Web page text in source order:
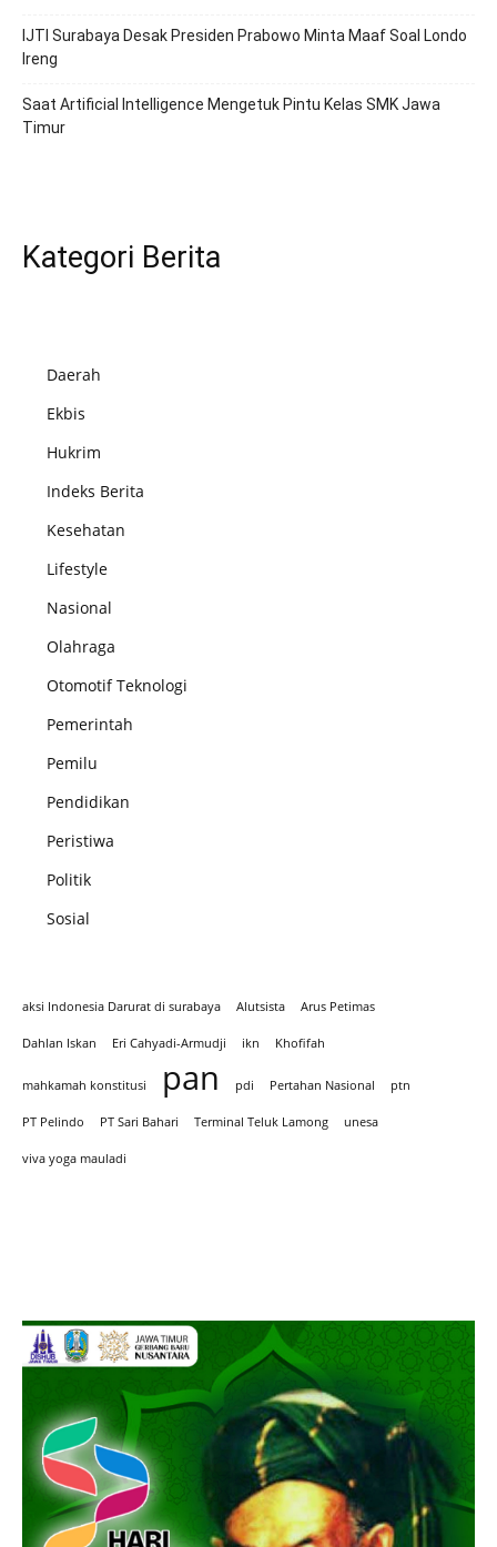
IJTI Surabaya Desak Presiden Prabowo Minta Maaf Soal Londo
Ireng
Saat Artificial Intelligence Mengetuk Pintu Kelas SMK Jawa
Timur
Kategori Berita
Daerah
Ekbis
Hukrim
Indeks Berita
Kesehatan
Lifestyle
Nasional
Olahraga
Otomotif Teknologi
Pemerintah
Pemilu
Pendidikan
Peristiwa
Politik
Sosial
aksi Indonesia Darurat di surabaya Alutsista Arus Petimas
Dahlan Iskan Eri Cahyadi-Armudji ikn Khofifah
mahkamah konstitusi pan pdi Pertahan Nasional ptn
PT Pelindo PT Sari Bahari Terminal Teluk Lamong unesa
viva yoga mauladi